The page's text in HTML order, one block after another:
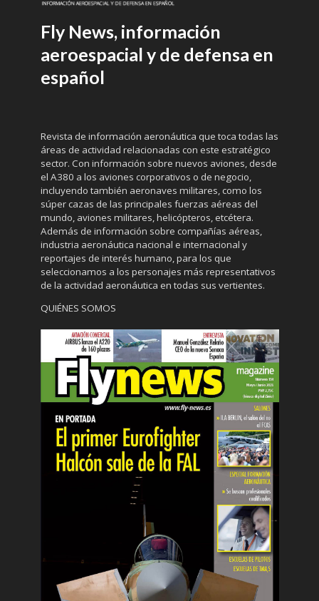
Fly News, información
aeroespacial y de defensa en
español
Revista de información aeronáutica que toca todas las
áreas de actividad relacionadas con este estratégico
sector. Con información sobre nuevos aviones, desde
el A380 a los aviones corporativos o de negocio,
incluyendo también aeronaves militares, como los
súper cazas de las principales fuerzas aéreas del
mundo, aviones militares, helicópteros, etcétera.
Además de información sobre compañías aéreas,
industria aeronáutica nacional e internacional y
reportajes de interés humano, para los que
seleccionamos a los personajes más representativos
de la actividad aeronáutica en todas sus vertientes.
QUIÉNES SOMOS